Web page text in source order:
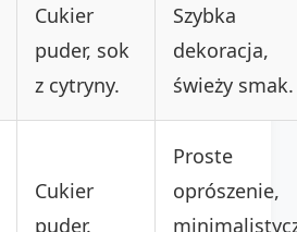
Cukier
puder, sok
z cytryny.
Szybka
dekoracja,
świeży smak.
Cukier
puder.
Proste
oprószenie,